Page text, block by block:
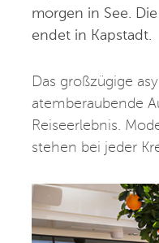
morgen in See.
endet in Kapstadt.
Das großzügige
atemberaubende
Reiseerlebnis.
stehen bei jeder